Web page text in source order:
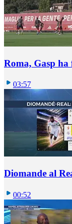
Roma, Gasp ha
03:57
Diomande al
00:52